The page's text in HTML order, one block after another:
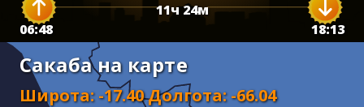
06:48 18:13
11ч24м
Сакаба на карте
Широта:-17.40Долгота:-66.04